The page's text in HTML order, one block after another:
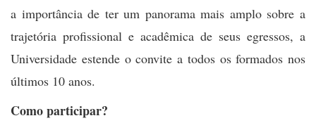
a importância de ter um panorama mais amplo sobre a
trajetória profissional e acadêmica de seus egressos, a
Universidade estende o convite a todos os formados nos
últimos 10 anos.
Como participar?